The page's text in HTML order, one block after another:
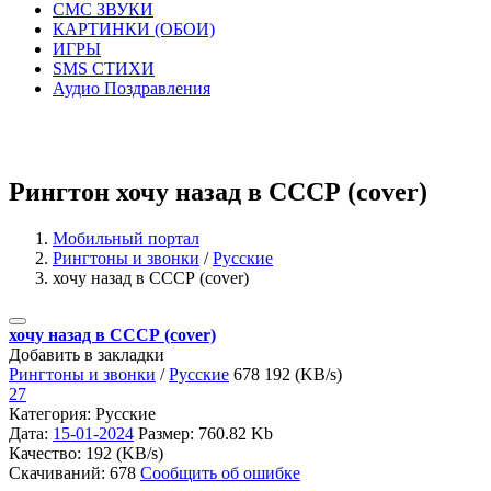
СМС ЗВУКИ
КАРТИНКИ (ОБОИ)
ИГРЫ
SMS СТИХИ
Аудио Поздравления
Рингтон хочу назад в СССР (cover)
Мобильный портал
Рингтоны и звонки /Русские
хочу назад в СССР (cover)
хочу назад в СССР (cover)
Добавить в закладки
Рингтоны и звонки /Русские 678 192 (KB/s)
27
Категория: Русские
Дата: 15-01-2024 Размер: 760.82 Kb
Качество: 192 (KB/s)
Скачиваний: 678 Сообщить об ошибке